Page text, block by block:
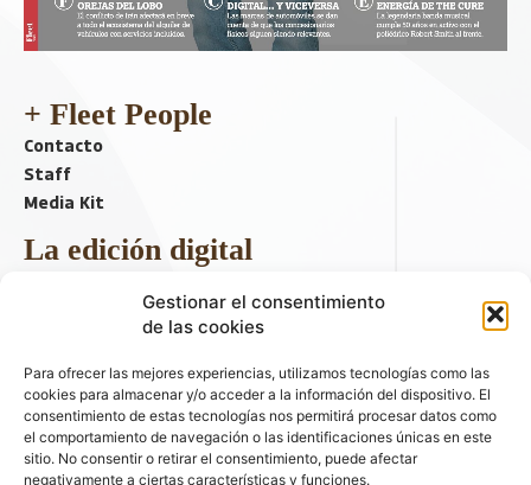
Gestionar el consentimiento
de las cookies
Para ofrecer las mejores experiencias, utilizamos tecnologías como las
cookies para almacenar y/o acceder a la información del dispositivo. El
consentimiento de estas tecnologías nos permitirá procesar datos como
el comportamiento de navegación o las identificaciones únicas en este
sitio. No consentir o retirar el consentimiento, puede afectar
negativamente a ciertas características y funciones.
+ Fleet People
Contacto
Staff
Media Kit
La edición digital
Descargar último ejemplar
ir a hemeroteca
+ Contenido en redes sociales